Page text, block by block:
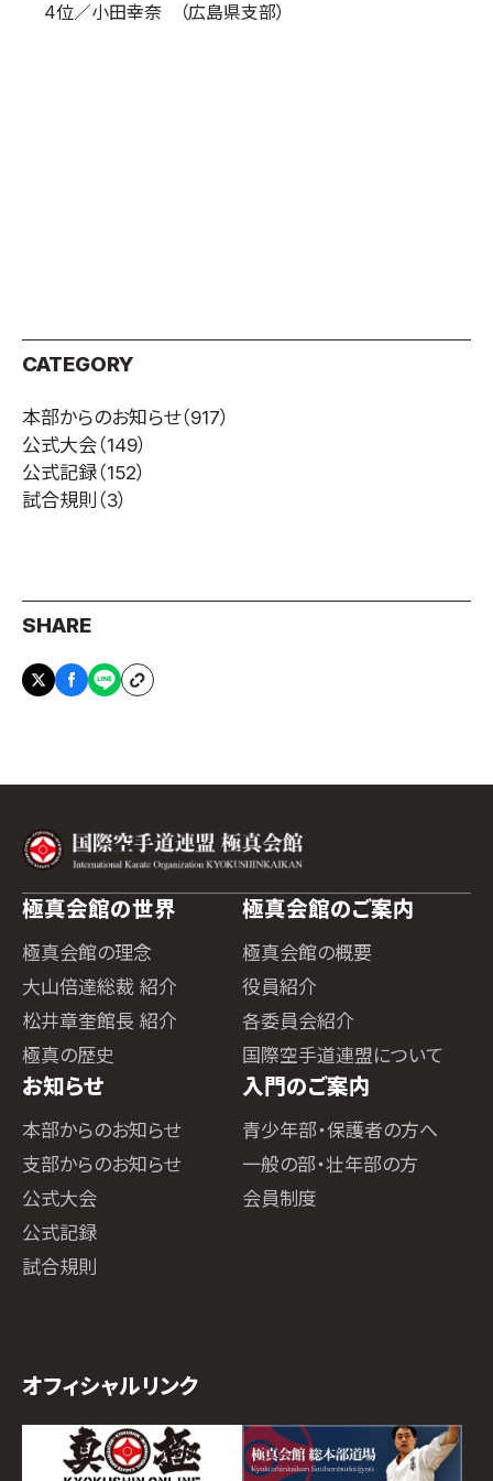
4位／小田幸奈 （広島県支部）
CATEGORY
本部からのお知らせ（917）
公式大会（149）
公式記録（152）
試合規則 （3）
SHARE
極真会館の世界
極真会館の理念
大山倍達総裁 紹介
松井章奎館長 紹介
極真の歴史
極真会館のご案内
極真会館の概要
役員紹介
各委員会紹介
国際空手道連盟について
お知らせ
本部からのお知らせ
支部からのお知らせ
公式大会
公式記録
試合規則
入門のご案内
青少年部・保護者の方へ
一般の部・壮年部の方
会員制度
オフィシャルリンク